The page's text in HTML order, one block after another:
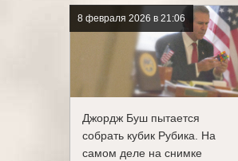
8 февраля 2026 в 21:06
Джордж Буш пытается
собрать кубик Рубика. На
самом деле на снимке